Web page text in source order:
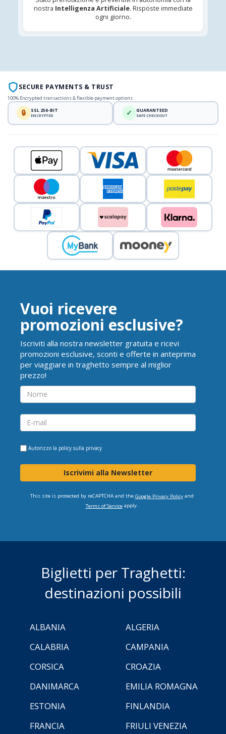
nostra Intelligenza Artificiale. Risposte immediate
ogni giorno.
SECURE PAYMENTS & TRUST
100% Encrypted transactions & flexible payment options
🔒 SSL 256-BIT
ENCRYPTED ✓ GUARANTEED
SAFE CHECKOUT
Vuoi ricevere
promozioni esclusive?
Iscriviti alla nostra newsletter gratuita e ricevi
promozioni esclusive, sconti e offerte in anteprima
per viaggiare in traghetto sempre al miglior
prezzo!
Autorizzo la policy sulla privacy
Iscrivimi alla Newsletter
This site is protected by reCAPTCHA and the Google Privacy Policyand
Terms of Serviceapply.
Biglietti per Traghetti:
destinazioni possibili
ALBANIA
ALGERIA
CALABRIA
CAMPANIA
CORSICA
CROAZIA
DANIMARCA
EMILIA ROMAGNA
ESTONIA
FINLANDIA
FRANCIA
FRIULI VENEZIA